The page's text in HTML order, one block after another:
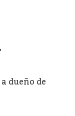
dueño de